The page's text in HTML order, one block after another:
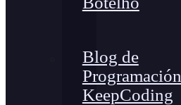
Blog de
Programación
KeepCoding